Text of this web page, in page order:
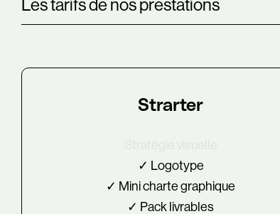
Les tarifs de nos prestations
Strarter
✓ Logotype
✓ Mini charte graphique
✓ Pack livrables